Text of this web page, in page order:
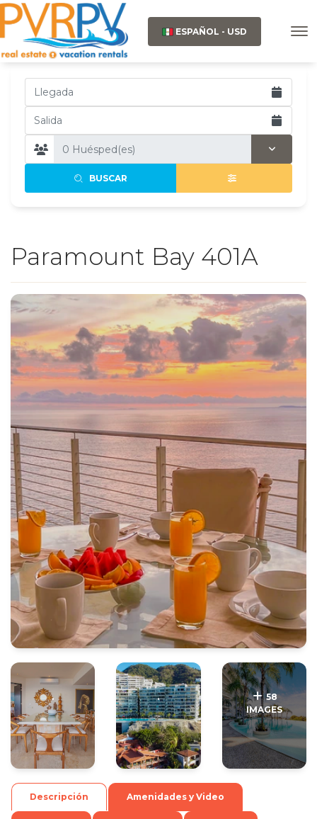
ESPAÑOL - USD
BUSCAR
Paramount Bay 401A
. .
58
IMAGES
Descripción Amenidades y Video